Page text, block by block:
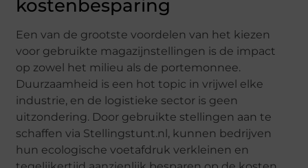
kostenbesparing
Een van de grootste voordelen van het kiezen
voor gebruikte magazijnstellingen is de impact
op zowel het milieu als de portemonnee.
Duurzaamheid is een hot topic in vrijwel elke
industrie, en de logistieke sector is geen
uitzondering. Door gebruikte stellingen aan te
schaffen via Stellingstunt.nl, kunnen bedrijven
hun ecologische voetafdruk verkleinen en